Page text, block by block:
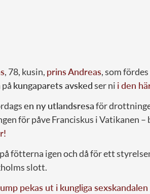
, 78, kusin, prins Andreas, som
kungaparets avskedser ni i den
en ny utlandsresaför
för påve Franciskus i Vatikanen –
fötterna igen och då för ett
slott.
pekas ut i kungliga